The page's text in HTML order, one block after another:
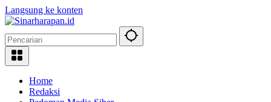
Langsung ke konten
Home
Redaksi